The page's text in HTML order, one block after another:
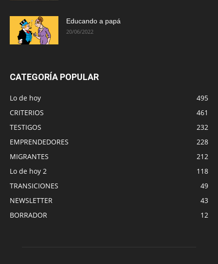
Educando a papá
20/06/2022
CATEGORÍA POPULAR
Lo de hoy
495
CRITERIOS
461
TESTIGOS
232
EMPRENDEDORES
228
MIGRANTES
212
Lo de hoy 2
118
TRANSICIONES
49
NEWSLETTER
43
BORRADOR
12